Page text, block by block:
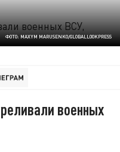
ФОТО: MAXYM MARUSENKO/GLOBALLOOKPRESS
военных